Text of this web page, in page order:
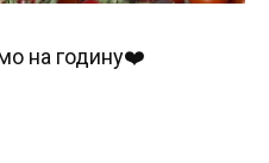
на годину❤️